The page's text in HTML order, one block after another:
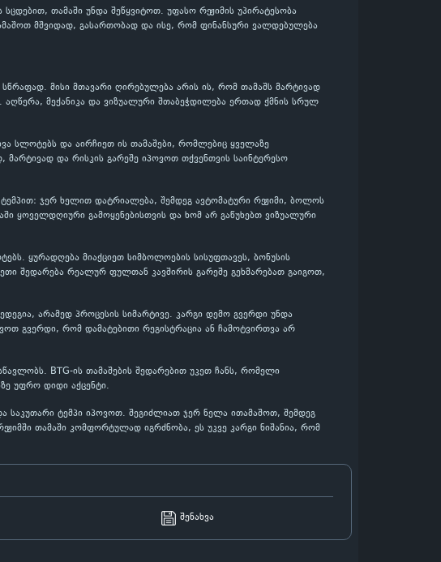
თამაში უნდა შეწყვიტოთ. უფასო რეჟიმის უპირატესობა
მშვიდად, გასართობად და ისე, რომ ფინანსური ვალდებულება
მისი მთავარი ღირებულება არის ის, რომ თამაშს მარტივად
მექანიკა და ვიზუალური შთაბეჭდილება ერთად ქმნის სრულ
სლოტებს და აირჩიეთ ის თამაშები, რომლებიც ყველაზე
და რისკის გარეშე იპოვოთ თქვენთვის საინტერესო
ტემპით: ჯერ ხელით დატრიალება, შემდეგ ავტომატური რეჟიმი, ბოლოს
ყოველდღიური გამოყენებისთვის და ხომ არ გაწუხებთ ვიზუალური
ყურადღება მიაქციეთ სიმბოლოების სისუფთავეს, ბონუსის
შედარება რეალურ ფულთან კავშირის გარეშე გეხმარებათ გაიგოთ,
არამედ პროცესის სიმარტივე. კარგი დემო გვერდი უნდა
გვერდი, რომ დამატებითი რეგისტრაცია ან ჩამოტვირთვა არ
BTG-ის თამაშების შედარებით უკეთ ჩანს, რომელი
უფრო დიდი აქცენტი.
საკუთარი ტემპი იპოვოთ. შეგიძლიათ ჯერ ნელა ითამაშოთ, შემდეგ
თამაში კომფორტულად იგრძნობა, ეს უკვე კარგი ნიშანია, რომ
შენახვა